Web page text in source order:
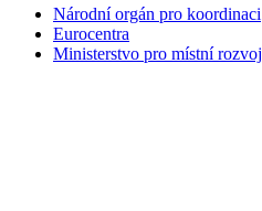
Národní orgán pro koordinaci
Eurocentra
Ministerstvo pro místní rozvoj